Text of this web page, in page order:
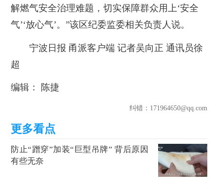
解燃气安全治理难题，切实保障群众用上‘安全
气’‘放心气’。”该区纪委监委相关负责人说。
宁波日报 甬派客户端 记者吴向正 通讯员徐
超
编辑： 陈捷
纠错：171964650@qq.com
防止“蹭穿”加装“巨型吊牌” 背后原因
有些无奈